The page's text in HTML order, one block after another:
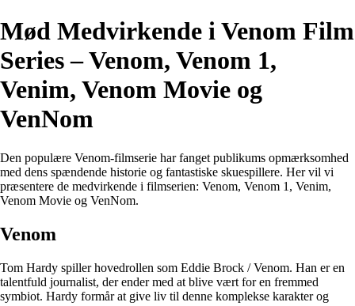
Mød Medvirkende i Venom Film
Series – Venom, Venom 1,
Venim, Venom Movie og
VenNom
Den populære Venom-filmserie har fanget publikums opmærksomhed
med dens spændende historie og fantastiske skuespillere. Her vil vi
præsentere de medvirkende i filmserien: Venom, Venom 1, Venim,
Venom Movie og VenNom.
Venom
Tom Hardy spiller hovedrollen som Eddie Brock / Venom. Han er en
talentfuld journalist, der ender med at blive vært for en fremmed
symbiot. Hardy formår at give liv til denne komplekse karakter og